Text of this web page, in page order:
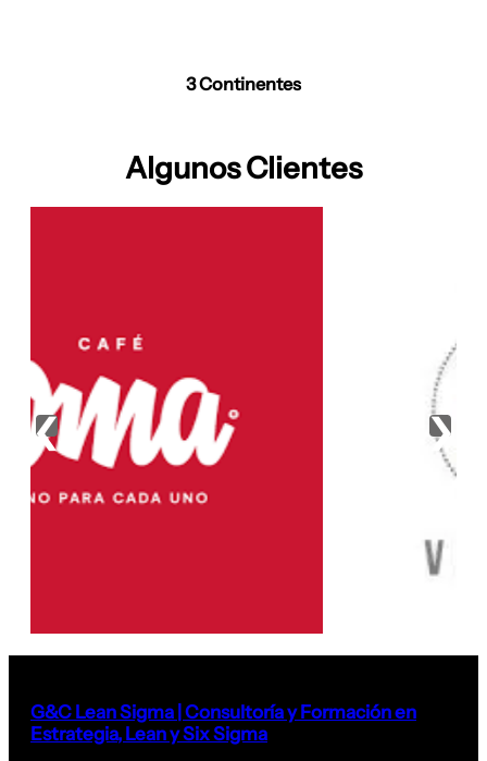
3 Continentes
Algunos Clientes
‹ ›
G&C Lean Sigma | Consultoría y Formación en
Estrategia, Lean y Six Sigma